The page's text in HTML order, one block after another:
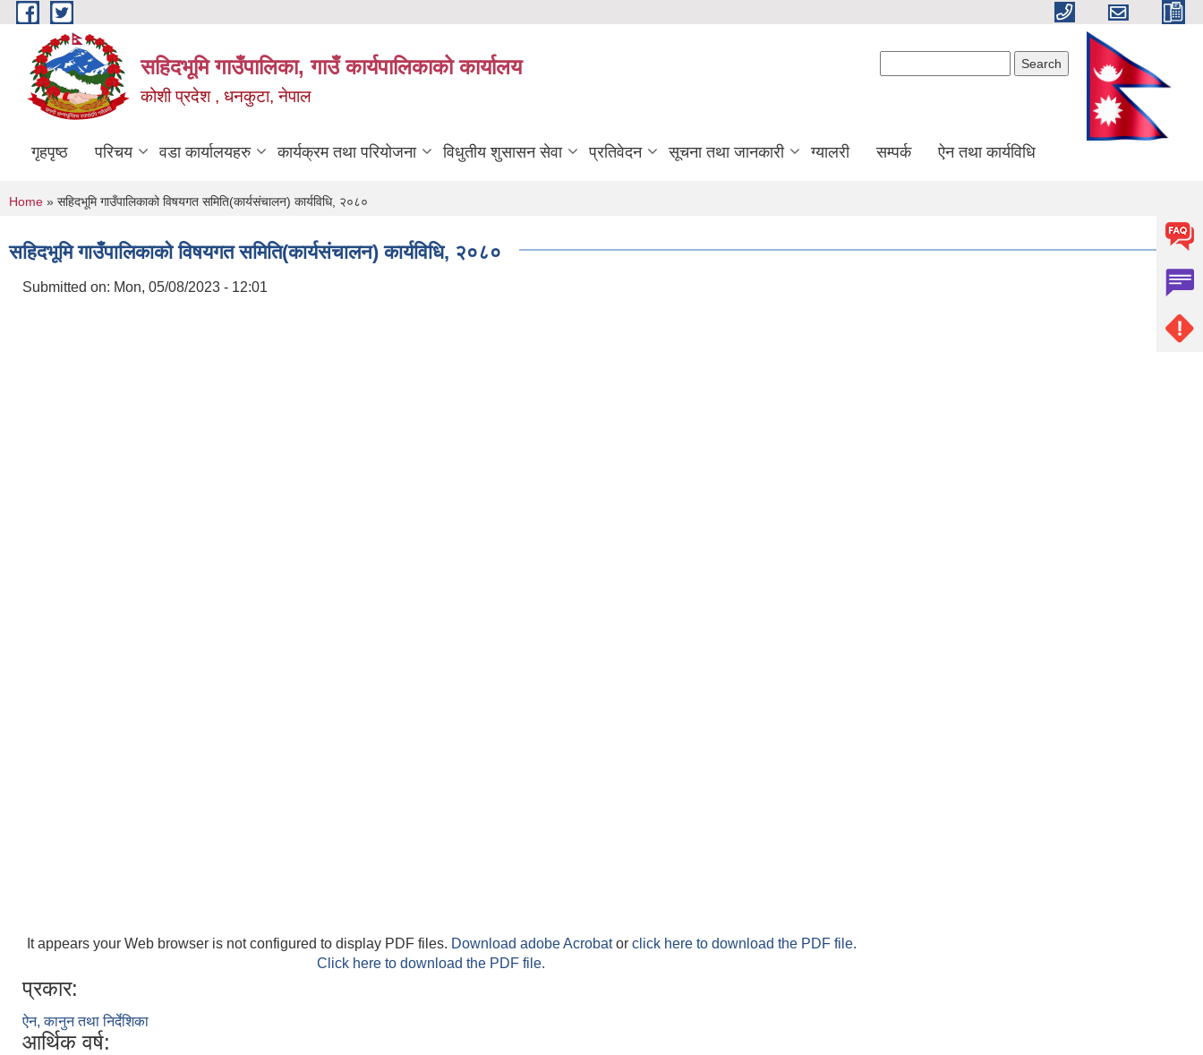
Skip to main content
सहिदभूमि गाउँपालिका, गाउँ कार्यपालिकाको कार्यालय
कोशी प्रदेश , धनकुटा, नेपाल
गृहपृष्ठ परिचय वडा कार्यालयहरु कार्यक्रम तथा परियोजना विधुतीय शुसासन सेवा प्रतिवेदन सूचना तथा जानकारी ग्यालरी सम्पर्क ऐन तथा कार्यविधि
You are here
Home » सहिदभूमि गाउँपालिकाको विषयगत समिति(कार्यसंचालन) कार्यविधि, २०८०
सहिदभूमि गाउँपालिकाको विषयगत समिति(कार्यसंचालन) कार्यविधि, २०८०
Submitted on: Mon, 05/08/2023 - 12:01
It appears your Web browser is not configured to display PDF files. Download adobe Acrobator click here to download the PDF file.
Click here to download the PDF file.
प्रकार:
ऐन, कानुन तथा निर्देशिका
आर्थिक वर्ष: